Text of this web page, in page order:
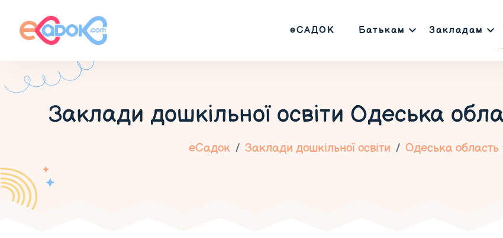
еСАДОК Батькам Закладам
Заклади дошкільної освіти Одеська
еСадок Заклади дошкільної освіти Одеська область